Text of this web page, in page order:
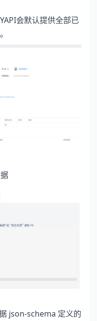
会默认提供全部已
json-schema 定义的